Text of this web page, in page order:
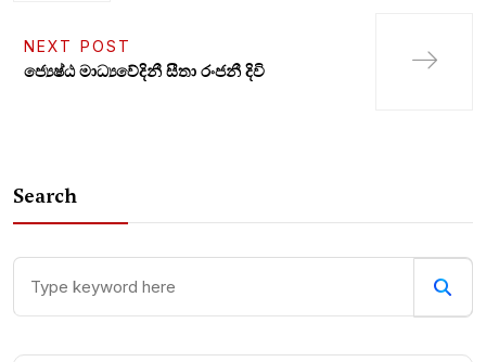
NEXT POST
ජ්‍යෙෂ්ඨ මාධ්‍යවේදිනී සීතා රංජනී දිවි
Search